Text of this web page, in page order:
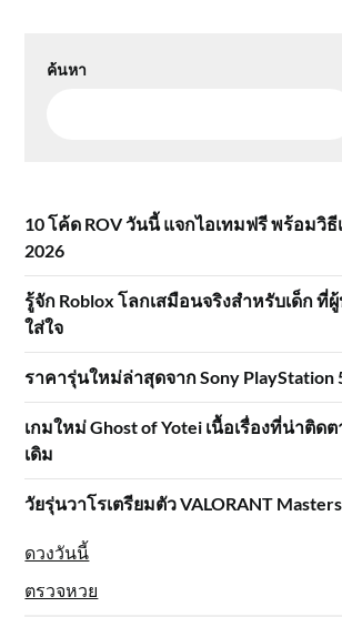
ค้นหา
10 โค้ด ROV วันนี้ แจกไอเทมฟรี พร้อมวิ
2026
รู้จัก Roblox โลกเสมือนจริงสำหรับเด็ก ที่
ใส่ใจ
ราคารุ่นใหม่ล่าสุดจาก Sony PlayStation
เกมใหม่ Ghost of Yotei เนื้อเรื่องที่น่าติด
เดิม
วัยรุ่นวาโรเตรียมตัว VALORANT
ดวงวันนี้
ตรวจหวย